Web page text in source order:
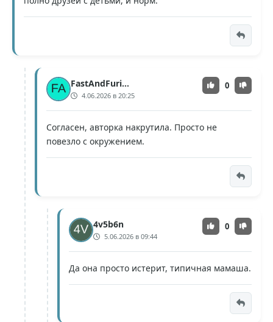
FastAndFurious
4.06.2026 в 20:25
0
Согласен, авторка накрутила. Просто не
повезло с окружением.
4v5b6n
5.06.2026 в 09:44
0
Да она просто истерит, типичная мамаша.